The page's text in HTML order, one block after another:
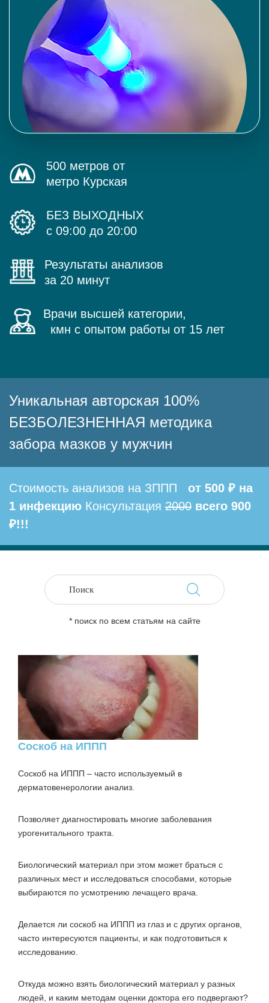
500 метров от
метро Курская
БЕЗ ВЫХОДНЫХ
с 09:00 до 20:00
Результаты анализов
за 20 минут
Врачи высшей категории,
кмн с опытом работы от 15 лет
Уникальная авторская 100%
БЕЗБОЛЕЗНЕННАЯ методика
забора мазков у мужчин
Стоимость анализов на ЗППП
от 500 ₽ на
1 инфекцию Консультация 2000 всего 900
₽!!!
* поиск по всем статьям на сайте
Соскоб на ИППП
Соскоб на ИППП – часто используемый в
дерматовенерологии анализ.
Позволяет диагностировать многие заболевания
урогенитального тракта.
Биологический материал при этом может браться с
различных мест и исследоваться способами, которые
выбираются по усмотрению лечащего врача.
Делается ли соскоб на ИППП из глаз и с других органов,
часто интересуются пациенты, и как подготовиться к
исследованию.
Откуда можно взять биологический материал у разных
людей, и каким методам оценки доктора его подвергают?